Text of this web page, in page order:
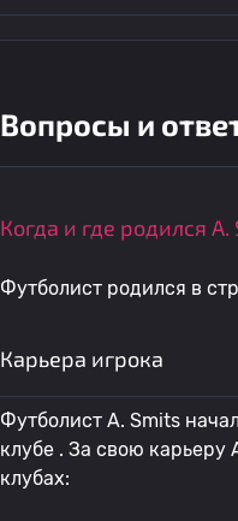
Вопросы и
Когда и где родился A.
Футболист родился в
Карьера игрока
Футболист A. Smits
клубе . За свою карьеру
клубах: